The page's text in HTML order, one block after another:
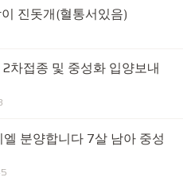
진돗개(혈통서있음)
차접종 및 중성화 입양보내
분양합니다 7살 남아 중성